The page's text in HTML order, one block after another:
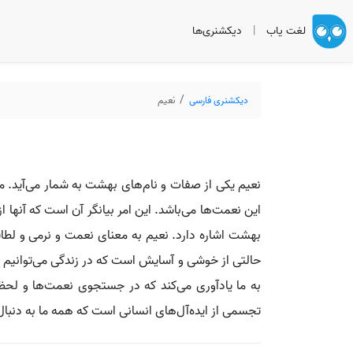
لغت یاب | دیکشنری‌ها
دیکشنری فارسی نعیم
نعیم یکی از صفات و نام‌های بهشت به شمار
این نعمت‌ها می‌باشد. این امر بیانگر آن است که
بهشت اشاره دارد. نعیم به معنای نعمت و نرمی و
حالتی از خوشی و آسایش است که در زندگی
به ما یادآوری می‌کند که در جستجوی نعمت‌ها و
تجسمی از ایده‌آل‌های انسانی است که همه ما به